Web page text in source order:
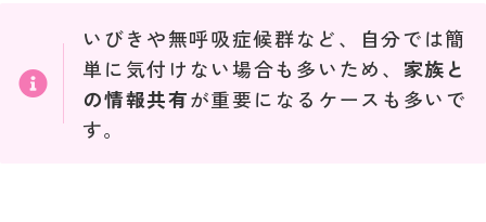
いびきや無呼吸症候群など、自分では簡
単に気付けない場合も多いため、 家族と
の情報共有が重要になるケースも多いで
す。